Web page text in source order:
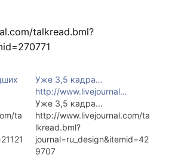
talkread.bml?
ta
Уже 3,5 кадра…
http://www.livejournal…
Уже 3,5 кадра...
http://www.livejournal.com/ta
lkread.bml?
journal=ru_design&itemid=42
9707